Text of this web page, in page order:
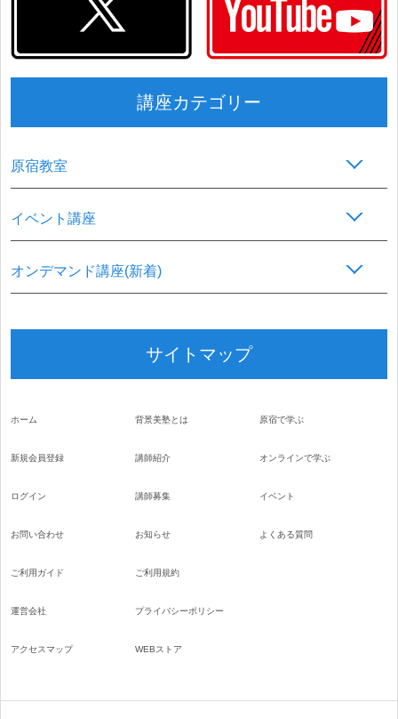
講座カテゴリー
原宿教室
イベント講座
オンデマンド講座(新着)
サイトマップ
ホーム
新規会員登録
ログイン
お問い合わせ
背景美塾とは
講師紹介
講師募集
お知らせ
原宿で学ぶ
オンラインで学ぶ
イベント
よくある質問
ご利用ガイド
運営会社
アクセスマップ
ご利用規約
プライバシーポリシー
WEBストア